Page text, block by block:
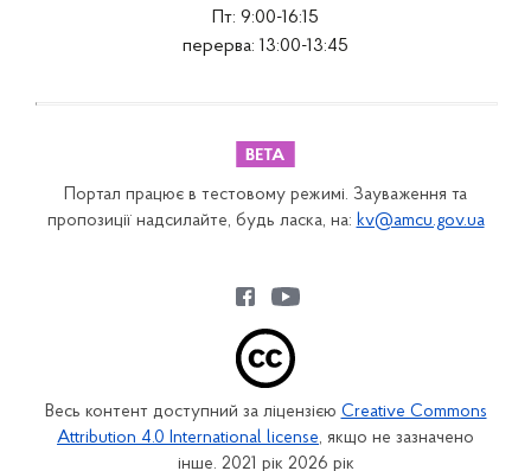
Пт: 9:00-16:15
перерва: 13:00-13:45
Портал працює в тестовому режимі. Зауваження та
пропозиції надсилайте, будь ласка, на: kv@amcu.gov.ua
Весь контент доступний за ліцензією Creative Commons
Attribution 4.0 International license, якщо не зазначено
інше. 2021 рік 2026 рік